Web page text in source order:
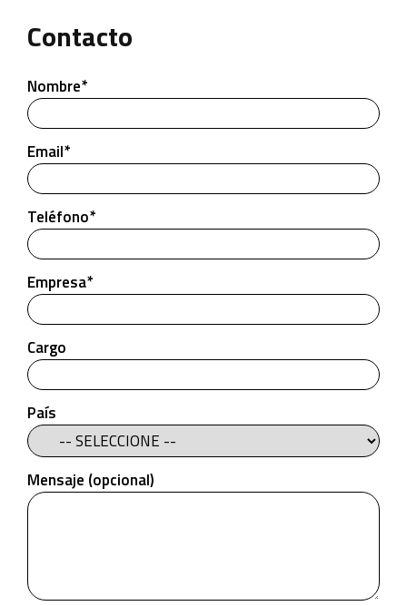
Contacto
Nombre*
Email*
Teléfono*
Empresa*
Cargo
País
Mensaje (opcional)